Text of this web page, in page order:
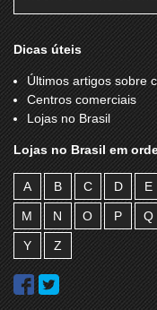
HAVAIANAS
HITECH IMPORT
IMAGINARIUM
INFO STORE
IRESTORE
JOGÊ
KIPÉ
KOPENHAGEN
LAVATTO
LEVI’S
Dicas úteis
Últimos artigos sobre
Centros comerciais
Lojas no Brasil
Lojas no Brasil em
A B C D E
M N O P Q
Y Z